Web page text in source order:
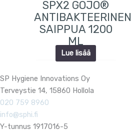
SPX2 GOJO®
ANTIBAKTEERINEN
SAIPPUA 1200
ML
Lue lisää
SP Hygiene Innovations Oy
Terveystie 14, 15860 Hollola
020 759 8960
info@sphi.fi
Y-tunnus 1917016-5